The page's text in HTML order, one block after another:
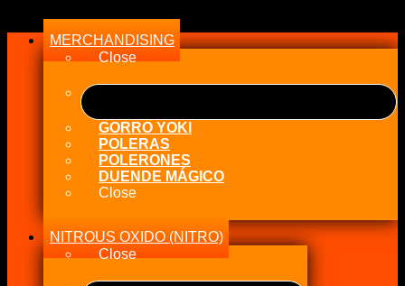
MERCHANDISING
Close
GORRO YOKI
POLERAS
POLERONES
DUENDE MÁGICO
Close
NITROUS OXIDO (NITRO)
Close